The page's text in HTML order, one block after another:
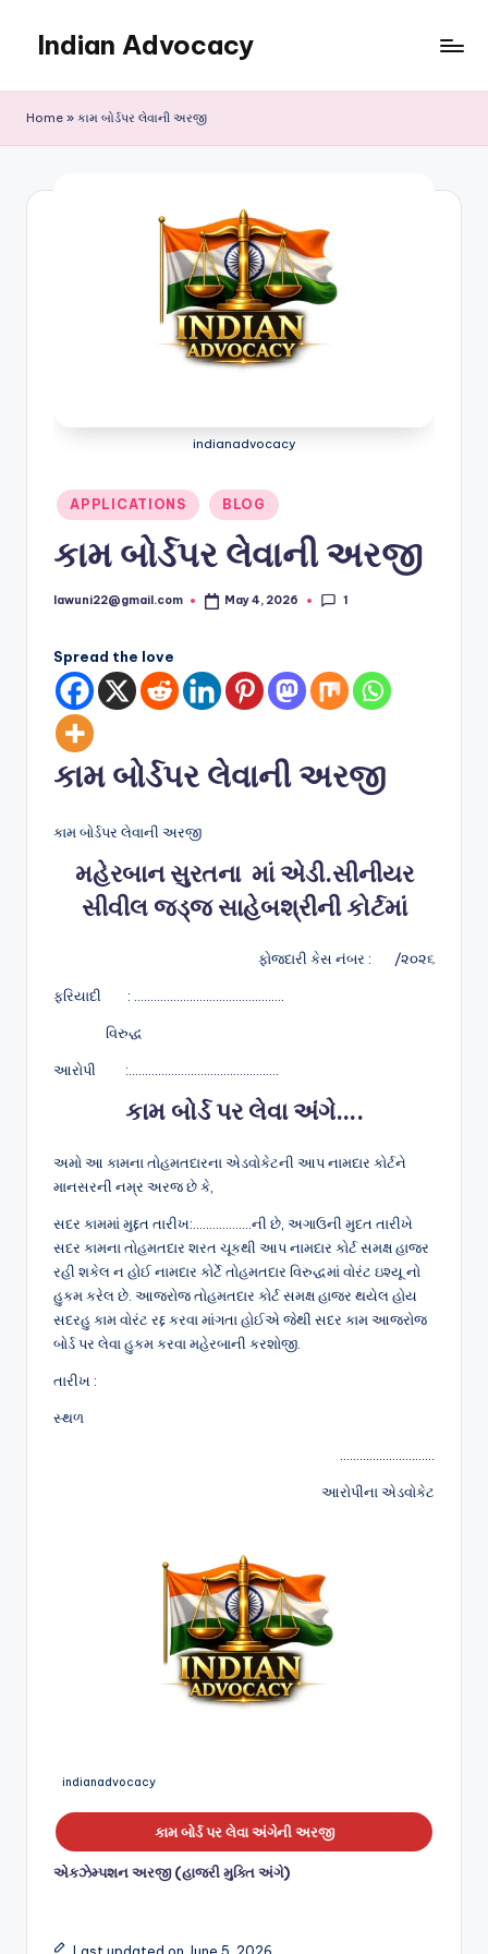
content
Indian Advocacy
Services
Home » કામ બોર્ડપર લેવાની અરજી
indianadvocacy
Posted
in
APPLICATIONS BLOG
કામ બોર્ડપર લેવાની અરજી
Posted
lawuni22@gmail.com May 4, 2026 1
Spread the love
કામ બોર્ડપર લેવાની અરજી
કામ બોર્ડપર લેવાની અરજી
મહેરબાન સુરતના માં એડી.સીનીયર
સીવીલ જડ્જ સાહેબશ્રીની કોર્ટમાં
ફોજદારી કેસ નંબર : /૨૦૨૬
ફરિયાદી : ……………………………………….
વિરુદ્ધ
આરોપી :……………………………………….
કામ બોર્ડ પર લેવા અંગે….
અમો આ કામના તોહમતદારના એડવોકેટની આપ નામદાર કોર્ટને
માનસરની નમ્ર અરજ છે કે,
સદર કામમાં મુદ્દત તારીખ:………………ની છે, અગાઉની મુદત તારીખે
સદર કામના તોહમતદાર શરત ચૂકથી આપ નામદાર કોર્ટ સમક્ષ હાજર
રહી શકેલ ન હોઈ નામદાર કોર્ટે તોહમતદાર વિરુદ્ધમાં વોરંટ ઇશ્યૂ નો
હુકમ કરેલ છે. આજરોજ તોહમતદાર કોર્ટ સમક્ષ હાજર થયેલ હોય
સદરહુ કામ વોરંટ રદ્દ કરવા માંગતા હોઈએ જેથી સદર કામ આજરોજ
બોર્ડ પર લેવા હુકમ કરવા મહેરબાની કરશોજી.
તારીખ :
સ્થળ
આરોપીના એડવોકેટ
indianadvocacy
કામ બોર્ડ પર લેવા અંગેની અરજી
એકઝેમ્પશન અરજી (હાજરી મુક્તિ અંગે)